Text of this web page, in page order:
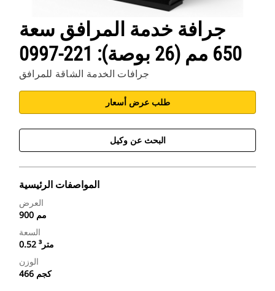
جرافة خدمة المرافق سعة
650 مم (26 بوصة): 221-0997
جرافات الخدمة الشاقة للمرافق
طلب عرض أسعار
البحث عن وكيل
المواصفات الرئيسية
العرض
900 مم
السعة
0.52 متر³
الوزن
466 كجم